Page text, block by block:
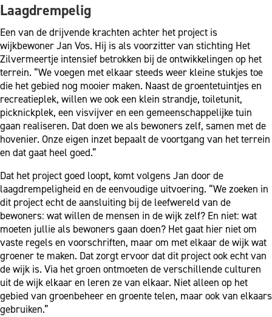
Laagdrempelig
Een van de drijvende krachten achter het project is
wijkbewoner Jan Vos. Hij is als voorzitter van stichting Het
Zilvermeertje intensief betrokken bij de ontwikkelingen op het
terrein. “We voegen met elkaar steeds weer kleine stukjes toe
die het gebied nog mooier maken. Naast de groentetuintjes en
recreatieplek, willen we ook een klein strandje, toiletunit,
picknickplek, een visvijver en een gemeenschappelijke tuin
gaan realiseren. Dat doen we als bewoners zelf, samen met de
hovenier. Onze eigen inzet bepaalt de voortgang van het terrein
en dat gaat heel goed.”
Dat het project goed loopt, komt volgens Jan door de
laagdrempeligheid en de eenvoudige uitvoering. “We zoeken in
dit project echt de aansluiting bij de leefwereld van de
bewoners: wat willen de mensen in de wijk zelf? En niet: wat
moeten jullie als bewoners gaan doen? Het gaat hier niet om
vaste regels en voorschriften, maar om met elkaar de wijk wat
groener te maken. Dat zorgt ervoor dat dit project ook echt van
de wijk is. Via het groen ontmoeten de verschillende culturen
uit de wijk elkaar en leren ze van elkaar. Niet alleen op het
gebied van groenbeheer en groente telen, maar ook van elkaars
gebruiken.”